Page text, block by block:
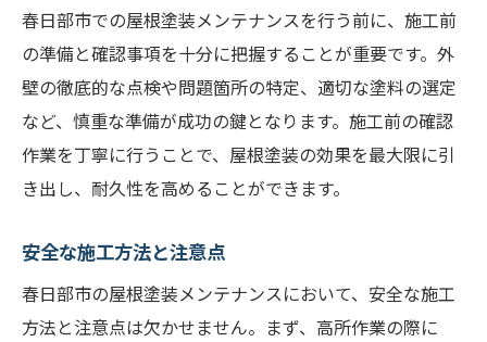
春日部市での屋根塗装メンテナンスを行う前に、施工前
の準備と確認事項を十分に把握することが重要です。外
壁の徹底的な点検や問題箇所の特定、適切な塗料の選定
など、慎重な準備が成功の鍵となります。施工前の確認
作業を丁寧に行うことで、屋根塗装の効果を最大限に引
き出し、耐久性を高めることができます。
安全な施工方法と注意点
春日部市の屋根塗装メンテナンスにおいて、安全な施工
方法と注意点は欠かせません。まず、高所作業の際に